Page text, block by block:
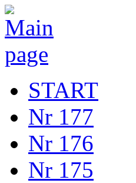
START
Nr 177
Nr 176
Nr 175